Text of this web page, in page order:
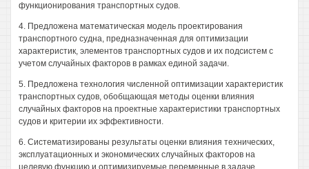
функционирования транспортных судов.
4. Предложена математическая модель проектирования
транспортного судна, предназначенная для оптимизации
характеристик, элементов транспортных судов и их подсистем с
учетом случайных факторов в рамках единой задачи.
5. Предложена технология численной оптимизации характеристик
транспортных судов, обобщающая методы оценки влияния
случайных факторов на проектные характеристики транспортных
судов и критерии их эффективности.
6. Систематизированы результаты оценки влияния технических,
эксплуатационных и экономических случайных факторов на
целевую функцию и оптимизируемые переменные в задаче